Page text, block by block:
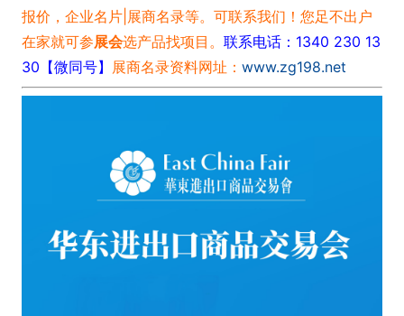
报价，企业名片|展商名录等。可联系我们！您足不出户
在家就可参展会选产品找项目。 联系电话：1340 230 13
30【微同号】 展商名录资料网址： www.zg198.net